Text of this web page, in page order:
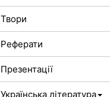
Твори
Реферати
Презентації
Українська література